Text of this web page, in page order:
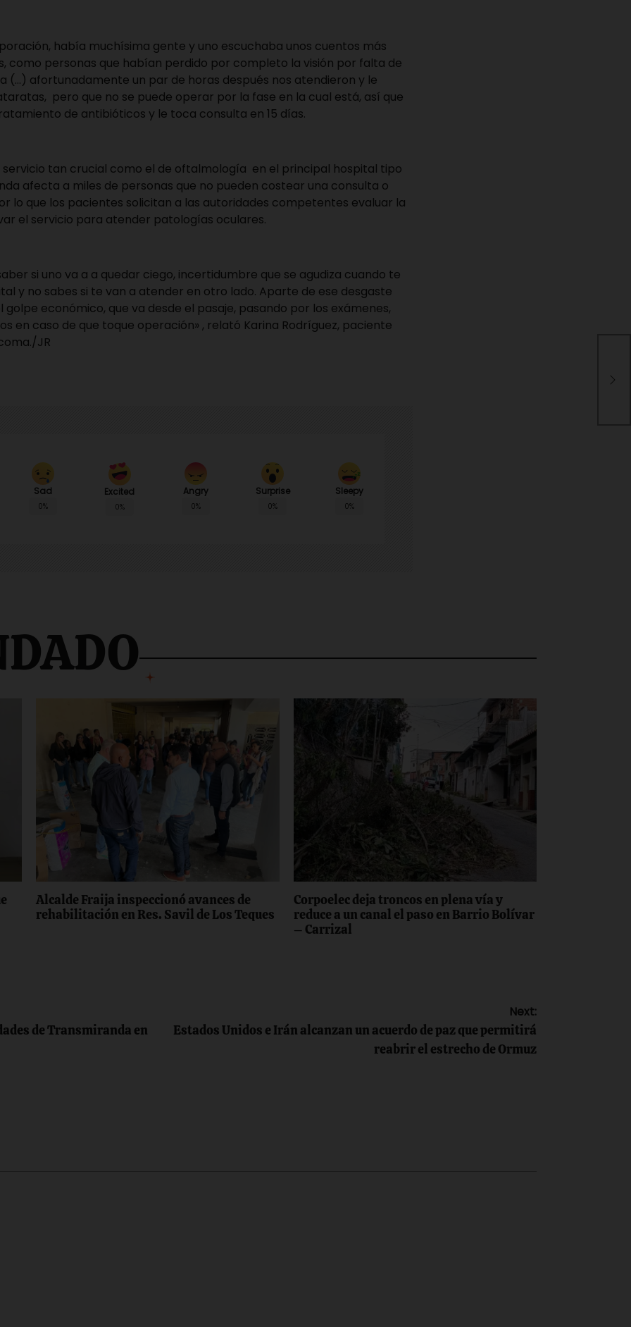
había muchísima gente y uno escuchaba unos cuentos más
como personas que habían perdido por completo la visión por falta de
(…) afortunadamente un par de horas después nos atendieron y le
pero que no se puede operar por la fase en la cual está, así que
de antibióticos y le toca consulta en 15 días.
servicio tan crucial como el de oftalmología en el principal hospital tipo
afecta a miles de personas que no pueden costear una consulta o
lo que los pacientes solicitan a las autoridades competentes evaluar la
el servicio para atender patologías oculares.
si uno va a a quedar ciego, incertidumbre que se agudiza cuando te
y no sabes si te van a atender en otro lado. Aparte de ese desgaste
golpe económico, que va desde el pasaje, pasando por los exámenes,
en caso de que toque operación» , relató Karina Rodríguez, paciente
JR
Sad
0%
Excited
0%
Angry
0%
Surprise
0%
Sleepy
0%
Alcalde Fraija inspeccionó avances de
rehabilitación en Res. Savil de Los Teques
Corpoelec deja troncos en plena vía y
reduce a un canal el paso en Barrio Bolívar
– Carrizal
de Transmiranda en
Next:
Estados Unidos e Irán alcanzan un acuerdo de paz que permitirá
reabrir el estrecho de Ormuz